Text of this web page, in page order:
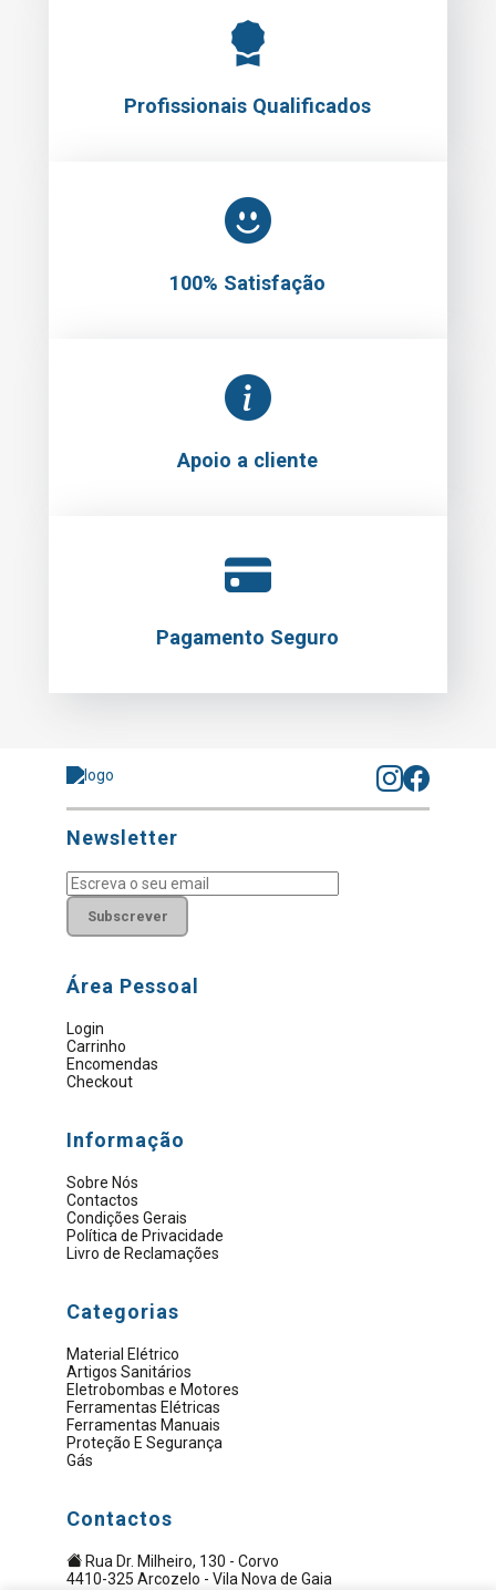
Profissionais Qualificados
100% Satisfação
Apoio a cliente
Pagamento Seguro
Newsletter
Subscrever
Área Pessoal
Login
Carrinho
Encomendas
Checkout
Informação
Sobre Nós
Contactos
Condições Gerais
Política de Privacidade
Livro de Reclamações
Categorias
Material Elétrico
Artigos Sanitários
Eletrobombas e Motores
Ferramentas Elétricas
Ferramentas Manuais
Proteção E Segurança
Gás
Contactos
Rua Dr. Milheiro, 130 - Corvo
4410-325 Arcozelo - Vila Nova de Gaia